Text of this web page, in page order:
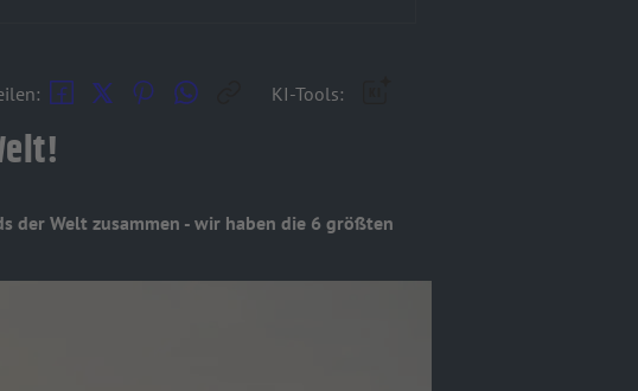
KI-Tools:
der Welt zusammen - wir haben die 6 größten